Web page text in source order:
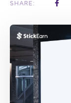
SHARE: